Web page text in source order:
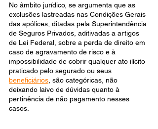
No âmbito jurídico, se argumenta que as
exclusões lastreadas nas Condições Gerais
das apólices, ditadas pela Superintendência
de Seguros Privados, aditivadas a artigos
de Lei Federal, sobre a perda de direito em
caso de agravamento de risco e à
impossibilidade de cobrir qualquer ato ilícito
praticado pelo segurado ou seus
beneficiários , são categóricas, não
deixando laivo de dúvidas quanto à
pertinência de não pagamento nesses
casos.